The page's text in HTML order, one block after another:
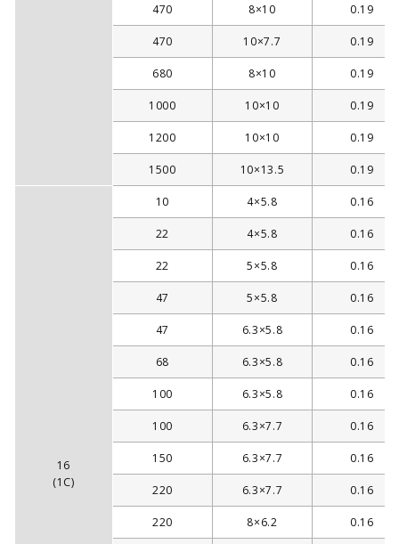
470 8×10 0.19
470 10×7.7 0.19
680 8×10 0.19
1000 10×10 0.19
1200 10×10 0.19
1500 10×13.5 0.19
16
(1C)
10 4×5.8 0.16
22 4×5.8 0.16
22 5×5.8 0.16
47 5×5.8 0.16
47 6.3×5.8 0.16
68 6.3×5.8 0.16
100 6.3×5.8 0.16
100 6.3×7.7 0.16
150 6.3×7.7 0.16
220 6.3×7.7 0.16
220 8×6.2 0.16